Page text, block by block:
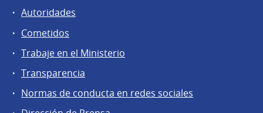
Autoridades
Cometidos
Trabaje en el Ministerio
Transparencia
Normas de conducta en redes sociales